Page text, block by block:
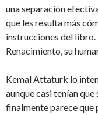
una separación
que les resulta más
instrucciones del libro.
Renacimiento, su
Kemal Attaturk lo
aunque casi tenían
finalmente parece que